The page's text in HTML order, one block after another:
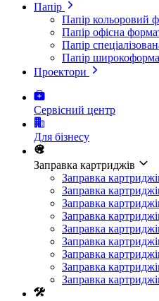
Папір
Папір кольоровий
Папір офісна
Папір
Папір
Проектори
Сервісний центр
Для бізнесу
Заправка картриджів
Заправка
Заправка
Заправка
Заправка
Заправка
Заправка
Заправка
Заправка
Заправка